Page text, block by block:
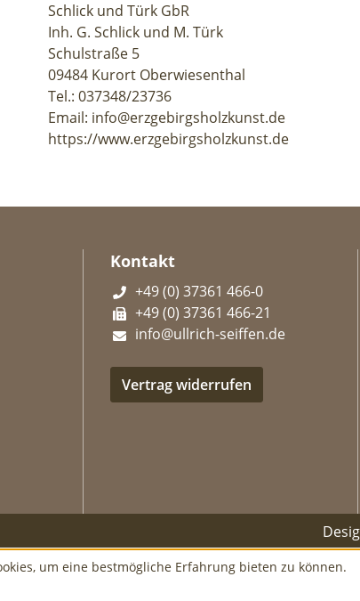
Schlick und Türk GbR
Inh. G. Schlick und M. Türk
Schulstraße 5
09484 Kurort Oberwiesenthal
Tel.: 037348/23736
Email: info@erzgebirgsholzkunst.de
https://www.erzgebirgsholzkunst.de
Kontakt
+49 (0) 37361 466-0
+49 (0) 37361 466-21
info@ullrich-seiffen.de
Vertrag widerrufen
um eine bestmögliche Erfahrung bieten zu können.